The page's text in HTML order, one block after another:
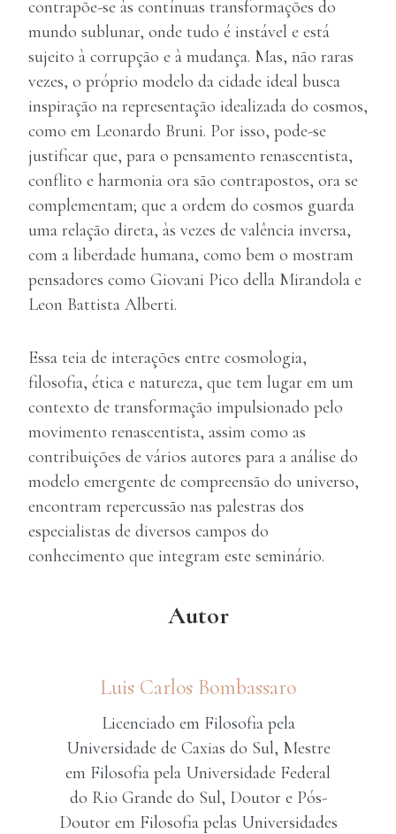
contrapõe-se às contínuas transformações do
mundo sublunar, onde tudo é instável e está
sujeito à corrupção e à mudança. Mas, não raras
vezes, o próprio modelo da cidade ideal busca
inspiração na representação idealizada do cosmos,
como em Leonardo Bruni. Por isso, pode-se
justificar que, para o pensamento renascentista,
conflito e harmonia ora são contrapostos, ora se
complementam; que a ordem do cosmos guarda
uma relação direta, às vezes de valência inversa,
com a liberdade humana, como bem o mostram
pensadores como Giovani Pico della Mirandola e
Leon Battista Alberti.
Essa teia de interações entre cosmologia,
filosofia, ética e natureza, que tem lugar em um
contexto de transformação impulsionado pelo
movimento renascentista, assim como as
contribuições de vários autores para a análise do
modelo emergente de compreensão do universo,
encontram repercussão nas palestras dos
especialistas de diversos campos do
conhecimento que integram este seminário.
Autor
Luis Carlos Bombassaro
Licenciado em Filosofia pela
Universidade de Caxias do Sul, Mestre
em Filosofia pela Universidade Federal
do Rio Grande do Sul, Doutor e Pós-
Doutor em Filosofia pelas Universidades